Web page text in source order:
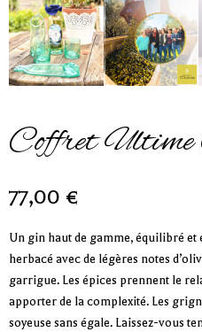
Coffret
77,00 €
Un gin haut de gamme, équilibré
herbacé avec de légères notes
garrigue. Les épices prennent le
apporter de la complexité. Les
soyeuse sans égale. Laissez-vous